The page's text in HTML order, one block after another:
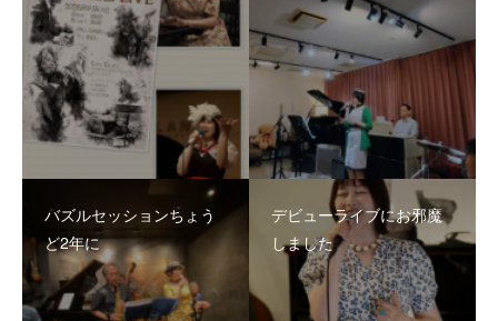
バズルセッションちょう
ど2年に
デビューライブにお邪魔
しました